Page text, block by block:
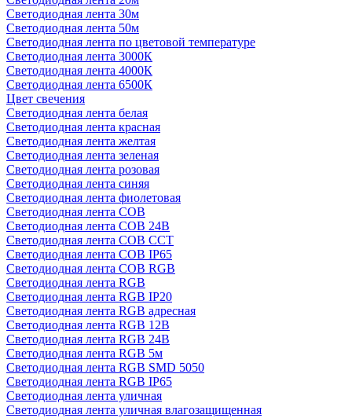
Светодиодная лента 30м
Светодиодная лента 50м
Светодиодная лента по цветовой температуре
Светодиодная лента 3000К
Светодиодная лента 4000К
Светодиодная лента 6500К
Цвет свечения
Светодиодная лента белая
Светодиодная лента красная
Светодиодная лента желтая
Светодиодная лента зеленая
Светодиодная лента розовая
Светодиодная лента синяя
Светодиодная лента фиолетовая
Светодиодная лента COB
Светодиодная лента COB 24В
Светодиодная лента COB CCT
Светодиодная лента COB IP65
Светодиодная лента COB RGB
Светодиодная лента RGB
Светодиодная лента RGB IP20
Светодиодная лента RGB адресная
Светодиодная лента RGB 12В
Светодиодная лента RGB 24В
Светодиодная лента RGB 5м
Светодиодная лента RGB SMD 5050
Светодиодная лента RGB IP65
Светодиодная лента уличная
Светодиодная лента уличная влагозащищенная